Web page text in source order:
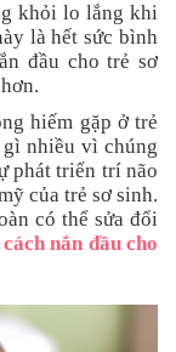
khỏi lo lắng khi
là hết sức bình
đầu cho trẻ sơ
hiếm gặp ở trẻ
nhiều vì chúng
phát triển trí não
của trẻ sơ sinh.
có thể sửa đổi
cách nắn đầu cho